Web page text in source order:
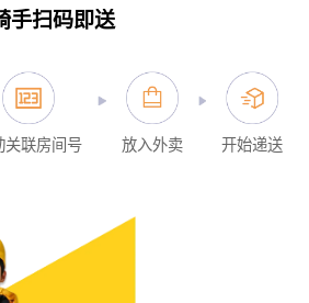
手扫码即送
关联房间号 放入外卖 开始递送